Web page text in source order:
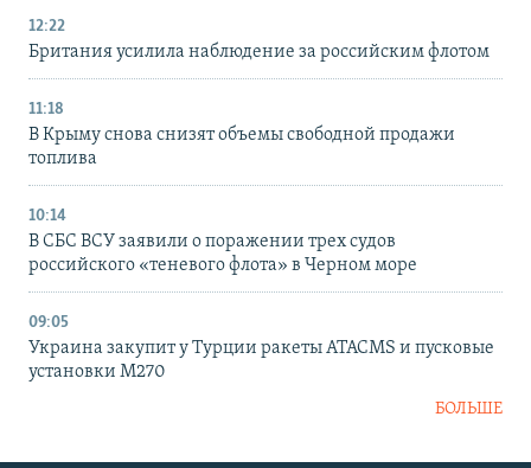
12:22
Британия усилила наблюдение за российским флотом
11:18
В Крыму снова снизят объемы свободной продажи
топлива
10:14
В СБС ВСУ заявили о поражении трех судов
российского «теневого флота» в Черном море
09:05
Украина закупит у Турции ракеты ATACMS и пусковые
установки M270
БОЛЬШЕ